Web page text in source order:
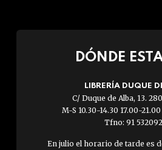
DÓNDE
LIBRERÍA DUQUE
C/ Duque de Alba, 13.
M-S 10.30-14.30 17.00-
Tfno: 91
En julio el horario de tarde es